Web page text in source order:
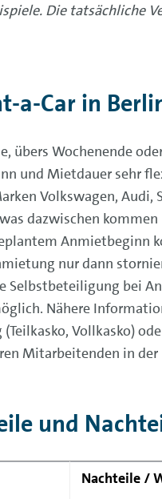
Die tatsächliche
a-Car in
übers Wochenende
und Mietdauer sehr
Volkswagen, Audi,
dazwischen
nur dann
Selbstbeteiligung bei
Nähere
Vollkasko)
Mitarbeitenden in
und
Nachteile /